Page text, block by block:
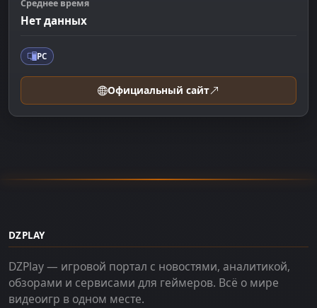
Среднее время
Нет данных
PC
Официальный сайт
DZPLAY
DZPlay — игровой портал с новостями, аналитикой,
обзорами и сервисами для геймеров. Всё о мире
видеоигр в одном месте.